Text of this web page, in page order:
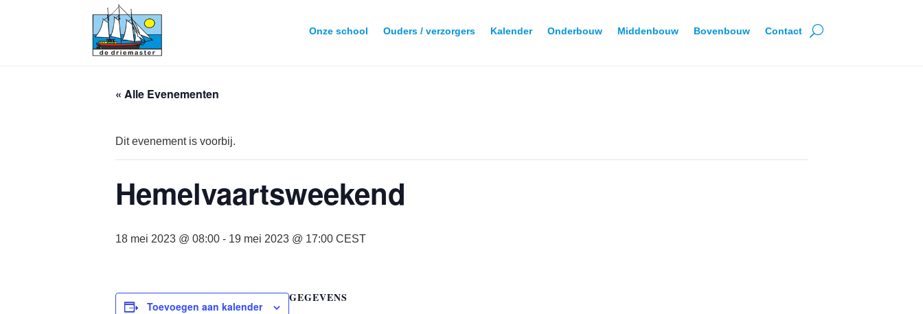
Onze school Ouders / verzorgers Kalender Onderbouw Middenbouw Bovenbouw Contact
« Alle Evenementen
Dit evenement is voorbij.
Hemelvaartsweekend
18 mei 2023 @ 08:00 - 19 mei 2023 @ 17:00 CEST
Toevoegen aan kalender
GEGEVENS